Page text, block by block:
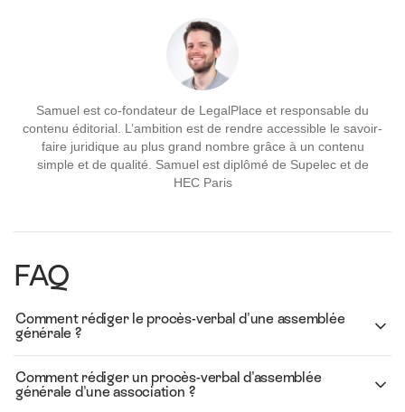
Samuel est co-fondateur de LegalPlace et responsable du
contenu éditorial. L’ambition est de rendre accessible le savoir-
faire juridique au plus grand nombre grâce à un contenu
simple et de qualité. Samuel est diplômé de Supelec et de
HEC Paris
FAQ
Comment rédiger le procès-verbal d'une assemblée
générale ?
Comment rédiger un procès-verbal d'assemblée
générale d'une association ?